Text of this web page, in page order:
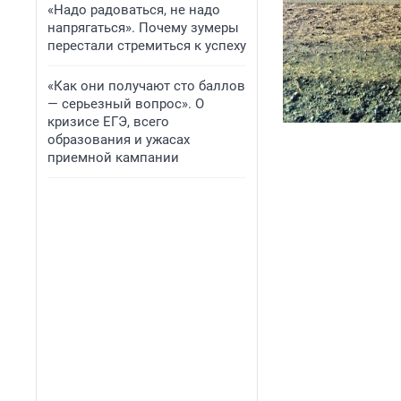
«Надо радоваться, не надо
напрягаться». Почему зумеры
перестали стремиться к успеху
«Как они получают сто баллов
— серьезный вопрос». О
кризисе ЕГЭ, всего
образования и ужасах
приемной кампании